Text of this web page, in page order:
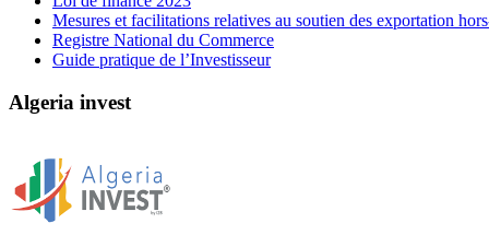
Mesures et facilitations relatives au soutien des exportation
Registre National du Commerce
Guide pratique de l’Investisseur
Algeria invest